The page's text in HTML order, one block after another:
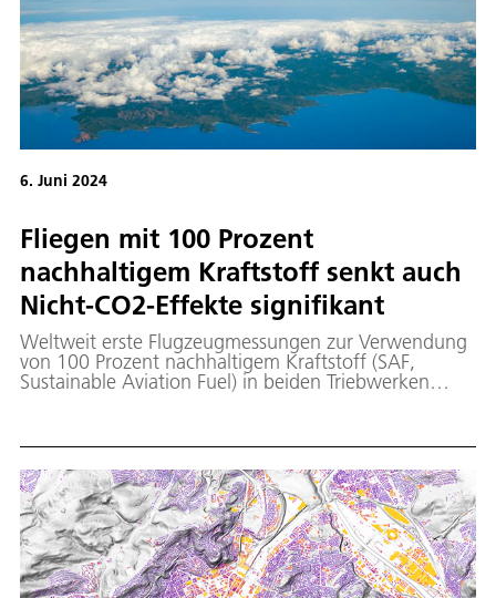
6. Juni 2024
Fliegen mit 100 Prozent
nachhaltigem Kraftstoff senkt auch
Nicht-CO2-Effekte signifikant
Weltweit erste Flugzeugmessungen zur Verwendung
von 100 Prozent nachhaltigem Kraftstoff (SAF,
Sustainable Aviation Fuel) in beiden Triebwerken
emittiert und es bilden sich weniger Eiskristalle in
Climate Impact of Alternative Fuels) haben das
Deutsche Zentrum für Luft- und Raumfahrt (DLR), die
Unternehmen Airbus und Rolls-Royce sowie der SAF-
Hersteller Neste zusammengearbeitet.